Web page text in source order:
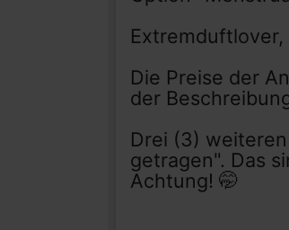
Die Preise der
der
Drei (3)
getragen". Das
Achtung! 🤭